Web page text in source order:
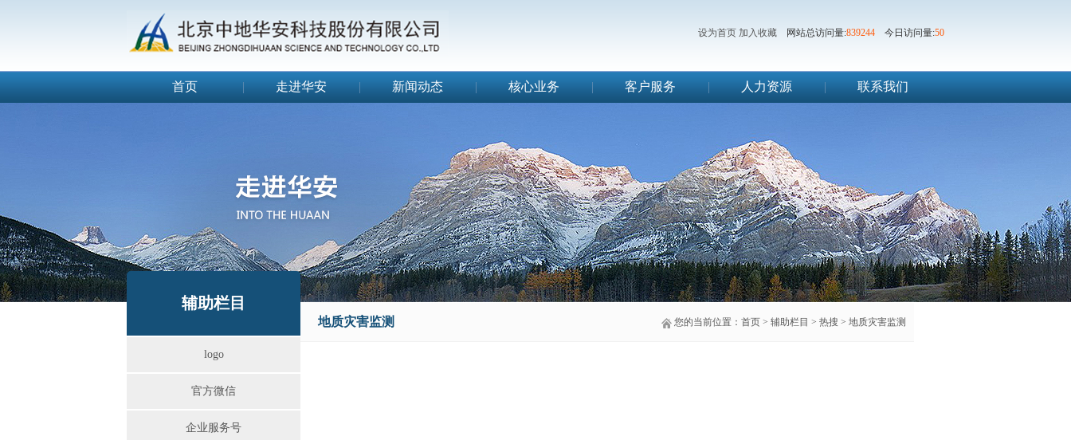
设为首页 加入收藏 网站总访问量:839244 今日访问量:50
首页 | 走进华安 | 新闻动态 | 核心业务 | 客户服务 | 人力资源 | 联系我们
辅助栏目
logo
官方微信
企业服务号
地质灾害监测 您的当前位置： 首页 > 辅助栏目 > 热搜 > 地质灾害监测